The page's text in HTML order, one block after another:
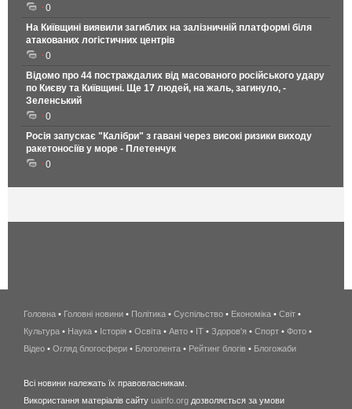
0
На Київщині виявили загиблих на залізничній платформі біля
атакованих логістичних центрів
0
Відомо про 44 постраждалих від масованого російського удару
по Києву та Київщині. Ще 17 людей, на жаль, загинуло, -
Зеленський
0
Росія запускає "Калібри" з гавані через високі ризики виходу
ракетоносіїв у море - Плетенчук
0
беспроводной
интернет
киев
wimax
Головна • Головні новини • Політика • Суспільство • Економіка • Світ •
Культура • Наука • Історія • Освіта • Авто • IT • Здоров'я • Спорт • Фото •
Відео • Огляд блогосфери • Блоголента • Рейтинг блогів • Блогожаби
Всі новини належать їх правовласникам.
Використання матеріалів сайту uainfo.org дозволяється за умови